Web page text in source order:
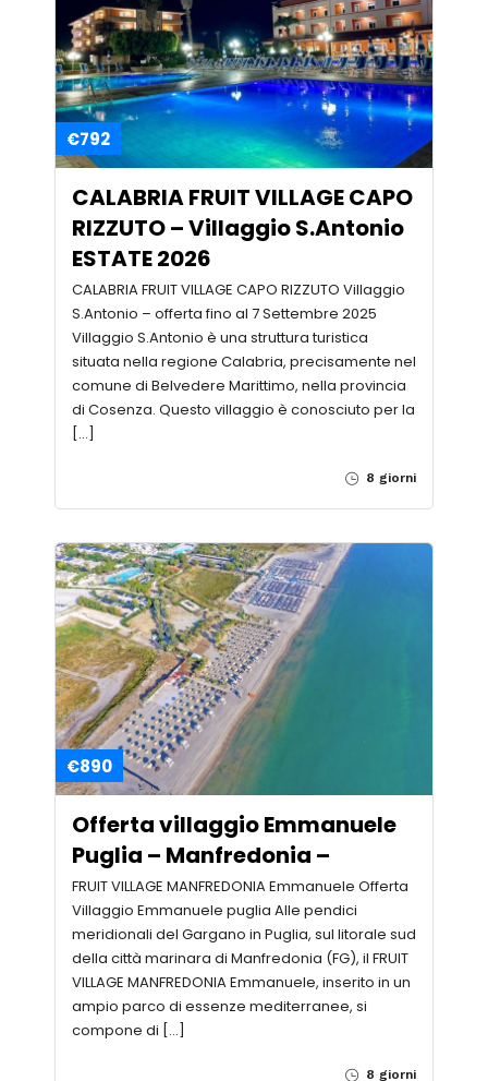
€792
CALABRIA FRUIT VILLAGE CAPO
RIZZUTO – Villaggio S.Antonio
ESTATE 2026
CALABRIA FRUIT VILLAGE CAPO RIZZUTO Villaggio
S.Antonio – offerta fino al 7 Settembre 2025
Villaggio S.Antonio è una struttura turistica
situata nella regione Calabria, precisamente nel
comune di Belvedere Marittimo, nella provincia
di Cosenza. Questo villaggio è conosciuto per la
[…]
8 giorni
€890
Offerta villaggio Emmanuele
Puglia – Manfredonia –
FRUIT VILLAGE MANFREDONIA Emmanuele Offerta
Villaggio Emmanuele puglia Alle pendici
meridionali del Gargano in Puglia, sul litorale sud
della città marinara di Manfredonia (FG), il FRUIT
VILLAGE MANFREDONIA Emmanuele, inserito in un
ampio parco di essenze mediterranee, si
compone di […]
8 giorni